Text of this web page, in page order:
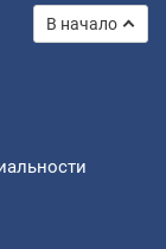
В начало